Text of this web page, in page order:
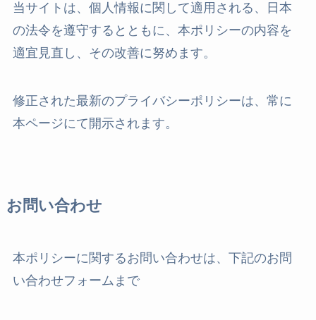
当サイトは、個人情報に関して適用される、日本
の法令を遵守するとともに、本ポリシーの内容を
適宜見直し、その改善に努めます。
修正された最新のプライバシーポリシーは、常に
本ページにて開示されます。
お問い合わせ
本ポリシーに関するお問い合わせは、下記のお問
い合わせフォームまで